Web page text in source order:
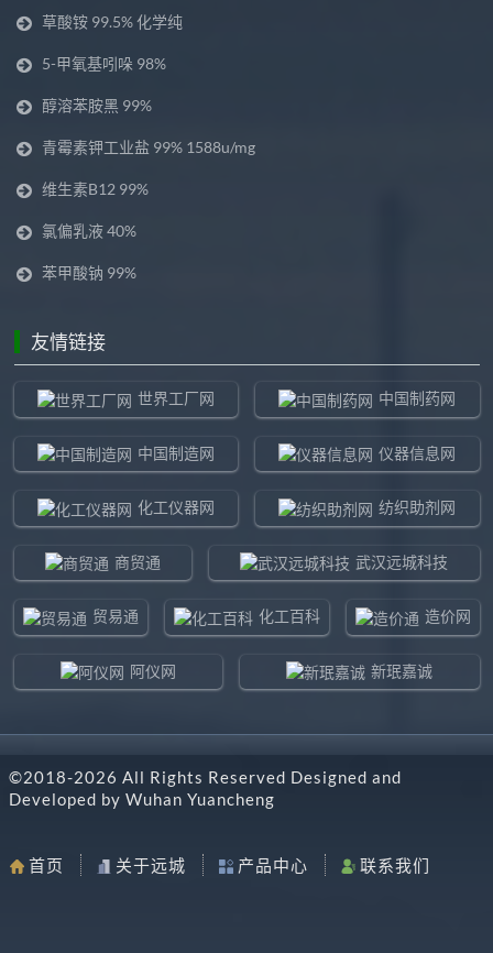
草酸铵 99.5% 化学纯
5-甲氧基吲哚 98%
醇溶苯胺黑 99%
青霉素钾工业盐 99% 1588u/mg
维生素B12 99%
氯偏乳液 40%
苯甲酸钠 99%
友情链接
世界工厂网 中国制药网
中国制造网 仪器信息网
化工仪器网 纺织助剂网
商贸通 武汉远城科技
贸易通 化工百科 造价网
阿仪网 新珉嘉诚
东北制造网 药智通
©2018-2026 All Rights Reserved Designed and
Developed by Wuhan Yuancheng
首页 关于远城 产品中心 联系我们